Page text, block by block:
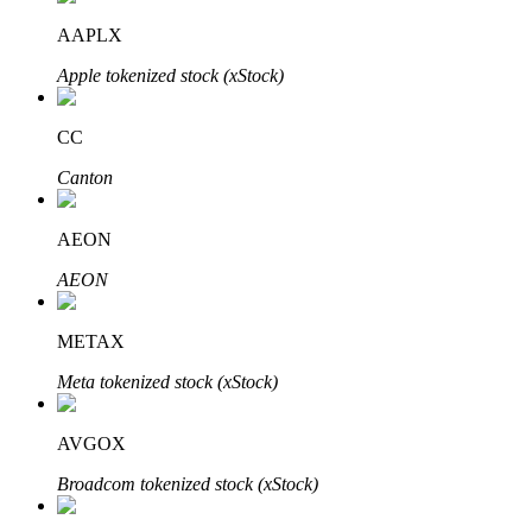
Блокировки BTR
Сервис заимствований, обеспеченных криптовалютой
AAPLX
Apple tokenized stock (xStock)
CC
Canton
AEON
AEON
METAX
Meta tokenized stock (xStock)
AVGOX
Broadcom tokenized stock (xStock)